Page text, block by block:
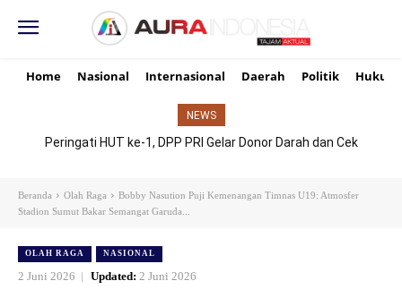
Home Nasional Internasional Daerah Politik Hukum
NEWS
Peringati HUT ke-1, DPP PRI Gelar Donor Darah dan Cek
Beranda Olah Raga
Bobby Nasution Puji Kemenangan Timnas U19: Atmosfer
Stadion Sumut Bakar Semangat Garuda...
OLAH RAGA NASIONAL
2 Juni 2026 Updated: 2 Juni 2026